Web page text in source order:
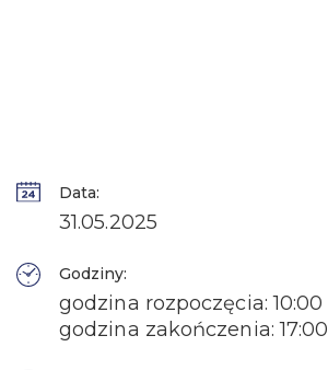
Data:
31.05.2025
Godziny:
godzina rozpoczęcia: 10:00
godzina zakończenia: 17:00